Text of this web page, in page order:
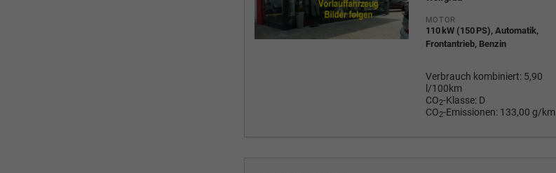
MOTOR
110 kW (150 PS), Automatik,
Frontantrieb, Benzin
Verbrauch kombiniert: 5,90
l/100km
CO2-Klasse: D
CO2-Emissionen: 133,00 g/km